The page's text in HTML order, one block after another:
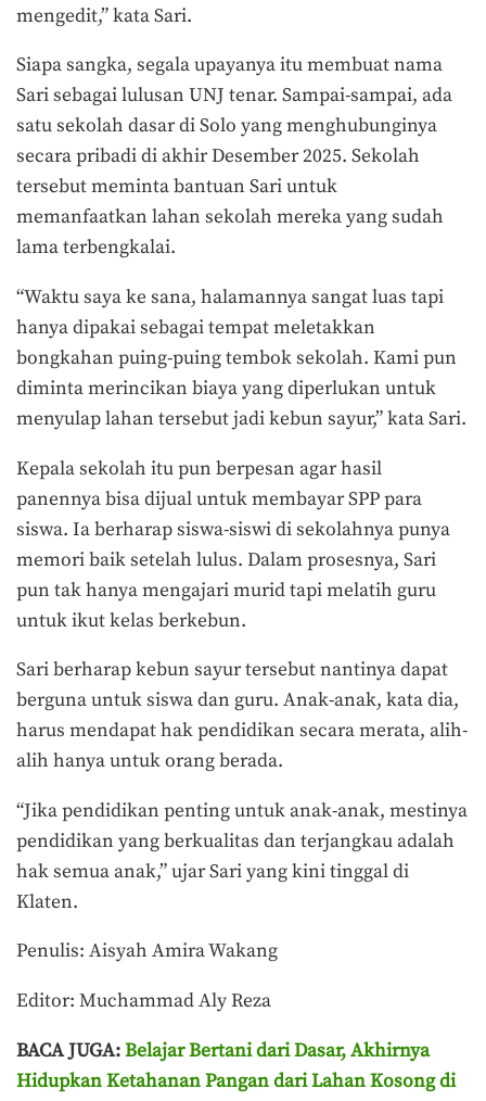
mengedit,” kata Sari.
Siapa sangka, segala upayanya itu membuat nama
Sari sebagai lulusan UNJ tenar. Sampai-sampai, ada
satu sekolah dasar di Solo yang menghubunginya
secara pribadi di akhir Desember 2025. Sekolah
tersebut meminta bantuan Sari untuk
memanfaatkan lahan sekolah mereka yang sudah
lama terbengkalai.
“Waktu saya ke sana, halamannya sangat luas tapi
hanya dipakai sebagai tempat meletakkan
bongkahan puing-puing tembok sekolah. Kami pun
diminta merincikan biaya yang diperlukan untuk
menyulap lahan tersebut jadi kebun sayur,” kata Sari.
Kepala sekolah itu pun berpesan agar hasil
panennya bisa dijual untuk membayar SPP para
siswa. Ia berharap siswa-siswi di sekolahnya punya
memori baik setelah lulus. Dalam prosesnya, Sari
pun tak hanya mengajari murid tapi melatih guru
untuk ikut kelas berkebun.
Sari berharap kebun sayur tersebut nantinya dapat
berguna untuk siswa dan guru. Anak-anak, kata dia,
harus mendapat hak pendidikan secara merata, alih-
alih hanya untuk orang berada.
“Jika pendidikan penting untuk anak-anak, mestinya
pendidikan yang berkualitas dan terjangkau adalah
hak semua anak,” ujar Sari yang kini tinggal di
Klaten.
Penulis: Aisyah Amira Wakang
Editor: Muchammad Aly Reza
BACA JUGA:Belajar Bertani dari Dasar, Akhirnya
Hidupkan Ketahanan Pangan dari Lahan Kosong di